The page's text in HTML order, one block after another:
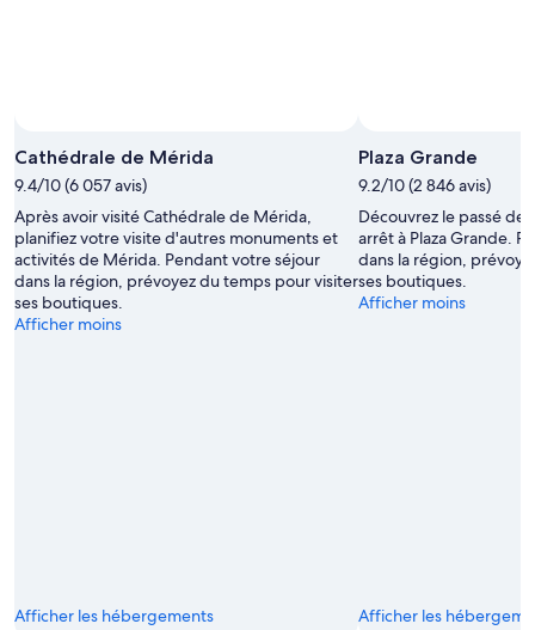
Cathédrale de Mérida
9.4/10 (6 057 avis)
Après avoir visité Cathédrale de Mérida,
planifiez votre visite d'autres monuments et
activités de Mérida. Pendant votre séjour
dans la région, prévoyez du temps pour visiter
ses boutiques.
Afficher moins
Afficher les hébergements
Plaza Grande
9.2/10 (2 846 avis)
Découvrez le passé de
arrêt à Plaza Grande.
dans la région,
ses boutiques.
Afficher moins
Afficher les